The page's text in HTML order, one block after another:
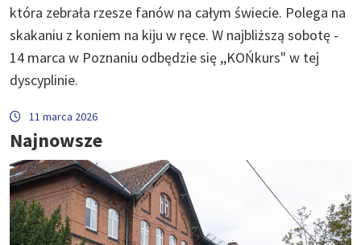
która zebrała rzesze fanów na całym świecie. Polega na
skakaniu z koniem na kiju w ręce. W najbliższą sobotę -
14 marca w Poznaniu odbędzie się ,,KOŃkurs" w tej
dyscyplinie.
11 marca 2026
Najnowsze